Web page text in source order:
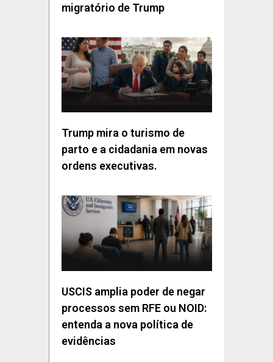
migratório de Trump
Trump mira o turismo de
parto e a cidadania em novas
ordens executivas.
USCIS amplia poder de negar
processos sem RFE ou NOID:
entenda a nova política de
evidências